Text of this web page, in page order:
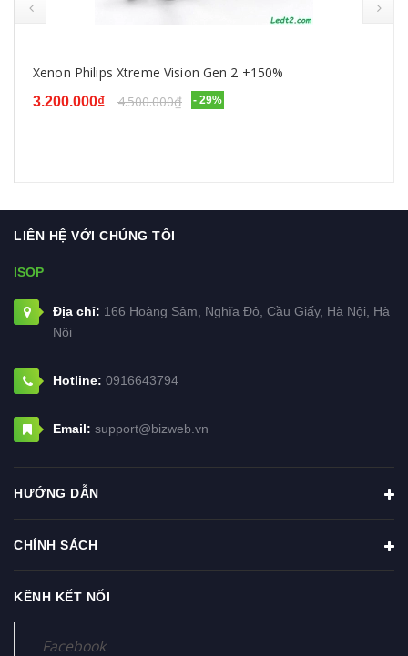
Xenon Philips Ultinon HID 6000K
3.400.000₫ 5.000.000₫ - 32%
LIÊN HỆ VỚI CHÚNG TÔI
ISOP
Địa chỉ: 166 Hoàng Sâm, Nghĩa Đô, Cầu Giấy, Hà Nội, Hà
Nội
Hotline: 0916643794
Email: support@bizweb.vn
HƯỚNG DẪN
CHÍNH SÁCH
KÊNH KẾT NỐI
Facebook